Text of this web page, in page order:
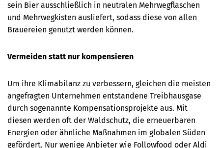
sein Bier ausschließlich in neutralen Mehrwegflaschen
und Mehrwegkisten ausliefert, sodass diese von allen
Brauereien genutzt werden können.
Vermeiden statt nur kompensieren
Um ihre Klimabilanz zu verbessern, gleichen die meisten
angefragten Unternehmen entstandene Treibhausgase
durch sogenannte Kompensationsprojekte aus. Mit
diesen werden oft der Waldschutz, die erneuerbaren
Energien oder ähnliche Maßnahmen im globalen Süden
gefördert. Nur wenige Anbieter wie Followfood oder Aldi